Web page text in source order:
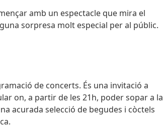
amb un espectacle que mira el
sorpresa molt especial per al públic.
de concerts. És una invitació a
on, a partir de les 21h, poder sopar a la
acurada selecció de begudes i còctels